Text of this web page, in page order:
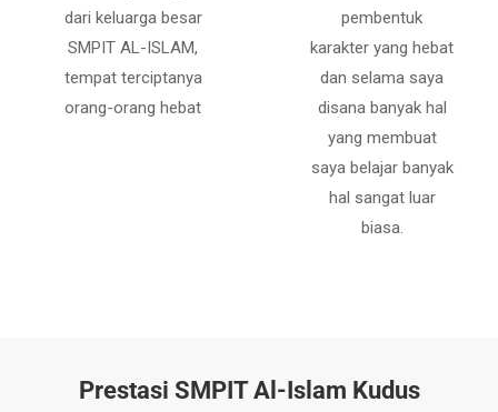
dari keluarga besar
SMPIT AL-ISLAM,
tempat terciptanya
orang-orang hebat
pembentuk
karakter yang hebat
dan selama saya
disana banyak hal
yang membuat
saya belajar banyak
hal sangat luar
biasa.
Prestasi SMPIT Al-Islam Kudus